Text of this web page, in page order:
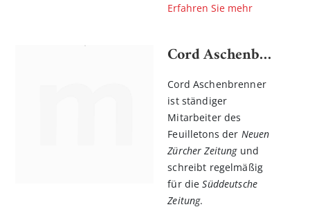
Erfahren Sie mehr
Cord Aschenbrenner
Cord Aschenbrenner
ist ständiger
Mitarbeiter des
Feuilletons der Neuen
Zürcher Zeitungund
schreibt regelmäßig
für dieSüddeutsche
Zeitung.